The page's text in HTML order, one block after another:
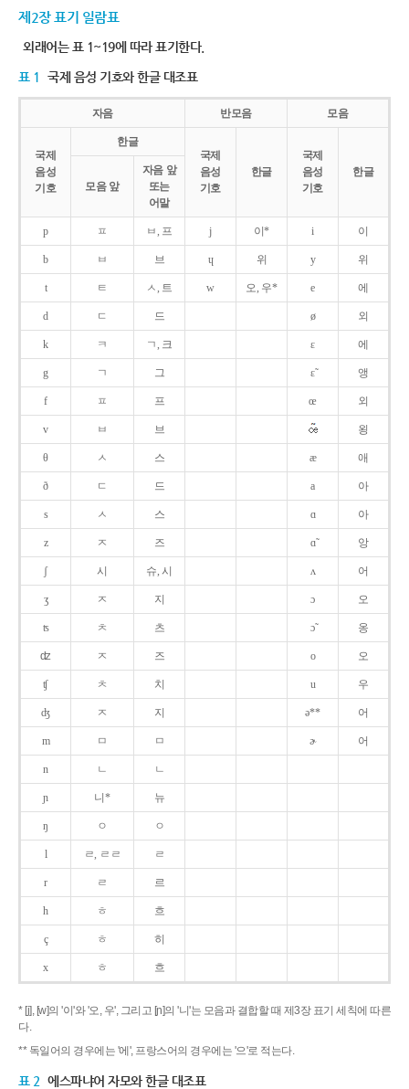
제2장 표기 일람표
외래어는 표 1~19에 따라 표기한다.
표 1 국제 음성 기호와 한글 대조표
자음 반모음 모음
국제
음성
기호
한글
국제
음성
기호
한글
국제
음성
기호
한글
모음 앞
자음 앞
또는
어말
p ㅍ ㅂ, 프 j 이* i 이
b ㅂ 브 ɥ 위 y 위
t ㅌ ㅅ, 트 w 오, 우* e 에
d ㄷ 드 ø 외
k ㅋ ㄱ, 크 ɛ 에
g ㄱ 그 ɛ̃ 앵
f ㅍ 프 œ 외
v ㅂ 브 욍
θ ㅅ 스 æ 애
ð ㄷ 드 a 아
s ㅅ 스 ɑ 아
z ㅈ 즈 ɑ̃ 앙
ʃ 시 슈, 시 ʌ 어
ʒ ㅈ 지 ɔ 오
ʦ ㅊ 츠 ɔ̃ 옹
ʣ ㅈ 즈 o 오
ʧ ㅊ 치 u 우
ʤ ㅈ 지 ə** 어
m ㅁ ㅁ ɚ 어
n ㄴ ㄴ
ɲ 니* 뉴
ŋ ㅇ ㅇ
l ㄹ, ㄹㄹ ㄹ
r ㄹ 르
h ㅎ 흐
ç ㅎ 히
x ㅎ 흐
* [j], [w]의 '이'와 '오, 우', 그리고 [ɲ]의 '니'는 모음과 결합할 때 제3장 표기 세칙에 따른
다.
** 독일어의 경우에는 '에', 프랑스어의 경우에는 '으'로 적는다.
표 2 에스파냐어 자모와 한글 대조표